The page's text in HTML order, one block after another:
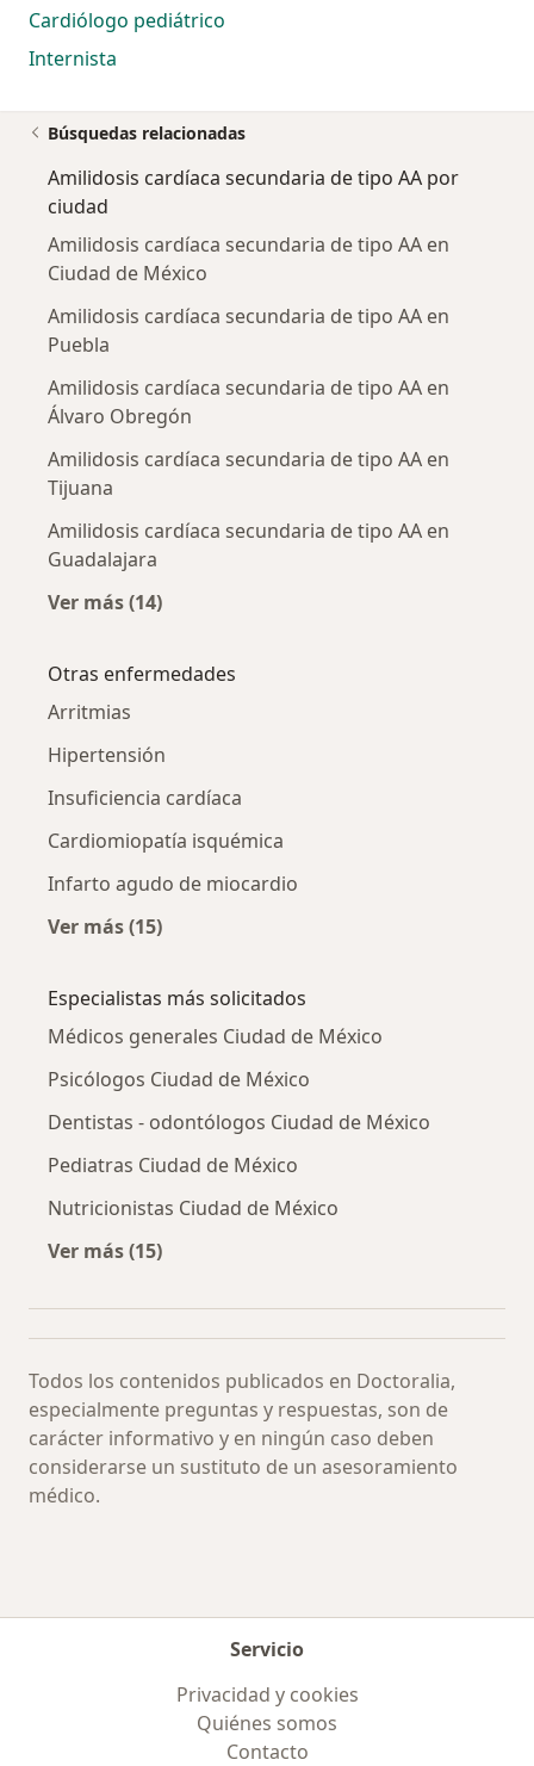
Cardiólogo pediátrico
Internista
Búsquedas relacionadas
Amilidosis cardíaca secundaria de tipo AA por
ciudad
Amilidosis cardíaca secundaria de tipo AA en
Ciudad de México
Amilidosis cardíaca secundaria de tipo AA en
Puebla
Amilidosis cardíaca secundaria de tipo AA en
Álvaro Obregón
Amilidosis cardíaca secundaria de tipo AA en
Tijuana
Amilidosis cardíaca secundaria de tipo AA en
Guadalajara
Ver más (14)
Otras enfermedades
Arritmias
Hipertensión
Insuficiencia cardíaca
Cardiomiopatía isquémica
Infarto agudo de miocardio
Ver más (15)
Especialistas más solicitados
Médicos generales Ciudad de México
Psicólogos Ciudad de México
Dentistas - odontólogos Ciudad de México
Pediatras Ciudad de México
Nutricionistas Ciudad de México
Ver más (15)
Todos los contenidos publicados en Doctoralia,
especialmente preguntas y respuestas, son de
carácter informativo y en ningún caso deben
considerarse un sustituto de un asesoramiento
médico.
Servicio
Privacidad y cookies
Quiénes somos
Contacto